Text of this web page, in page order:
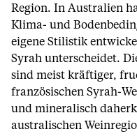
Region. In Australien
Klima- und
eigene Stilistik
Syrah unterscheidet.
sind meist kräftiger,
französischen Syrah-
und mineralisch
australischen